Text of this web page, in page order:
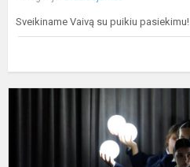
Sveikiname Vaivą su puikiu pasiekimu!